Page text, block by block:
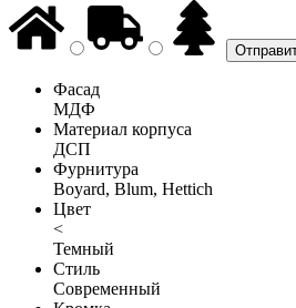
Фасад
МДФ
Материал корпуса
ДСП
Фурнитура
Boyard, Blum, Hettich
Цвет
<
Темный
Стиль
Современный